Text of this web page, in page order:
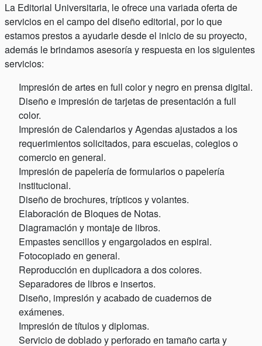
La Editorial Universitaria, le ofrece una variada oferta de
servicios en el campo del diseño editorial, por lo que
estamos prestos a ayudarle desde el inicio de su proyecto,
además le brindamos asesoría y respuesta en los siguientes
servicios:
Impresión de artes en full color y negro en prensa digital.
Diseño e impresión de tarjetas de presentación a full
color.
Impresión de Calendarios y Agendas ajustados a los
requerimientos solicitados, para escuelas, colegios o
comercio en general.
Impresión de papelería de formularios o papelería
institucional.
Diseño de brochures, trípticos y volantes.
Elaboración de Bloques de Notas.
Diagramación y montaje de libros.
Empastes sencillos y engargolados en espiral.
Fotocopiado en general.
Reproducción en duplicadora a dos colores.
Separadores de libros e insertos.
Diseño, impresión y acabado de cuadernos de
exámenes.
Impresión de títulos y diplomas.
Servicio de doblado y perforado en tamaño carta y